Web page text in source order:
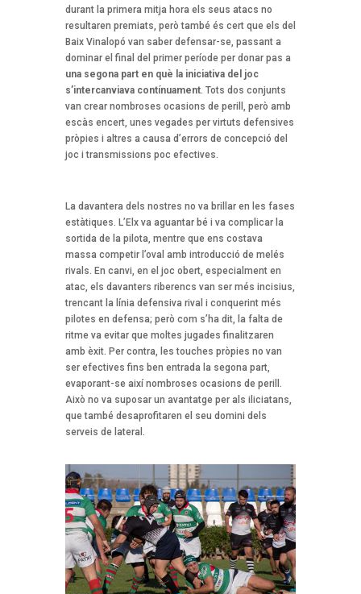
durant la primera mitja hora els seus atacs no
resultaren premiats, però també és cert que els del
Baix Vinalopó van saber defensar-se, passant a
dominar el final del primer període per donar pas a
una segona part en què la iniciativa del joc
s’intercanviava contínuament. Tots dos conjunts
van crear nombroses ocasions de perill, però amb
escàs encert, unes vegades per virtuts defensives
pròpies i altres a causa d’errors de concepció del
joc i transmissions poc efectives.
La davantera dels nostres no va brillar en les fases
estàtiques. L’Elx va aguantar bé i va complicar la
sortida de la pilota, mentre que ens costava
massa competir l’oval amb introducció de melés
rivals. En canvi, en el joc obert, especialment en
atac, els davanters riberencs van ser més incisius,
trencant la línia defensiva rival i conquerint més
pilotes en defensa; però com s’ha dit, la falta de
ritme va evitar que moltes jugades finalitzaren
amb èxit. Per contra, les touches pròpies no van
ser efectives fins ben entrada la segona part,
evaporant-se així nombroses ocasions de perill.
Això no va suposar un avantatge per als iliciatans,
que també desaprofitaren el seu domini dels
serveis de lateral.